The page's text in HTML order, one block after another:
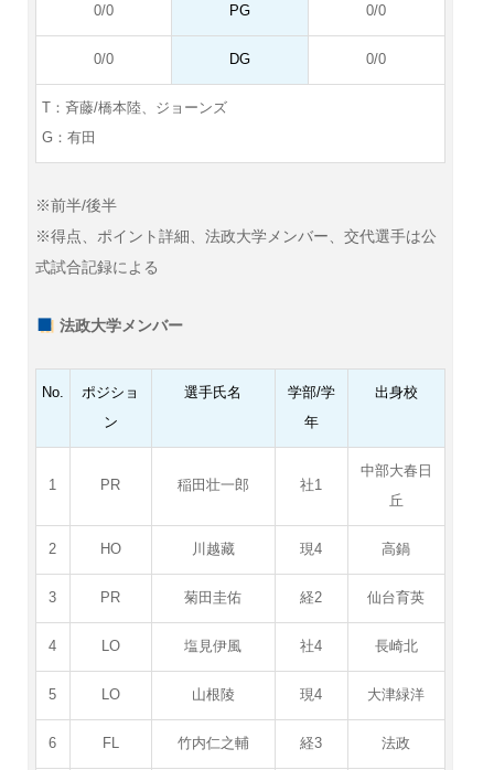
0/0 PG 0/0
0/0 DG 0/0
T：斉藤/橋本陸、ジョーンズ
G：有田
※前半/後半
※得点、ポイント詳細、法政大学メンバー、交代選手は公
式試合記録による
法政大学メンバー
No.
ポジショ
ン
選手氏名
学部/学
年
出身校
1 PR 稲田壮一郎 社1
中部大春日
丘
2 HO 川越藏 現4 高鍋
3 PR 菊田圭佑 経2 仙台育英
4 LO 塩見伊風 社4 長崎北
5 LO 山根陵 現4 大津緑洋
6 FL 竹内仁之輔 経3 法政